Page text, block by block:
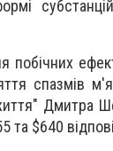
спазмів
життя" Дмитра
та $640